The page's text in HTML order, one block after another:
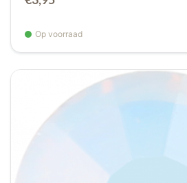
Op voorraad